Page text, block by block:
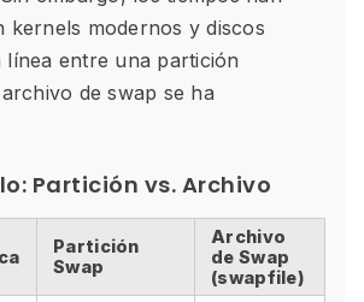
kernels modernos y discos
línea entre una partición
de swap se ha
Partición vs. Archivo
Partición
Swap
Archivo
de Swap
(swapfile)